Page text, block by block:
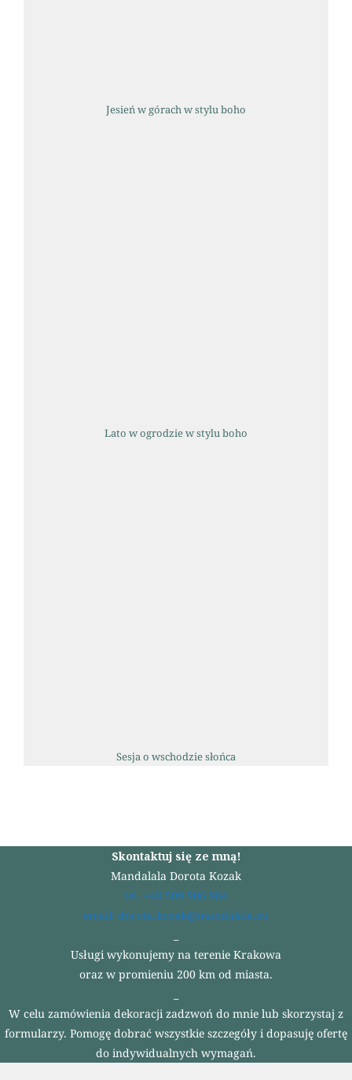
Jesień w górach w stylu boho
Lato w ogrodzie w stylu boho
Sesja o wschodzie słońca
Skontaktuj się ze mną!
Mandalala Dorota Kozak
tel. +48 509 906 984
email: dorota.kozak@mandalala.eu
Usługi wykonujemy na terenie Krakowa
oraz w promieniu 200 km od miasta.
W celu zamówienia dekoracji zadzwoń do mnie lub skorzystaj z
formularzy. Pomogę dobrać wszystkie szczegóły i dopasuję ofertę
do indywidualnych wymagań.